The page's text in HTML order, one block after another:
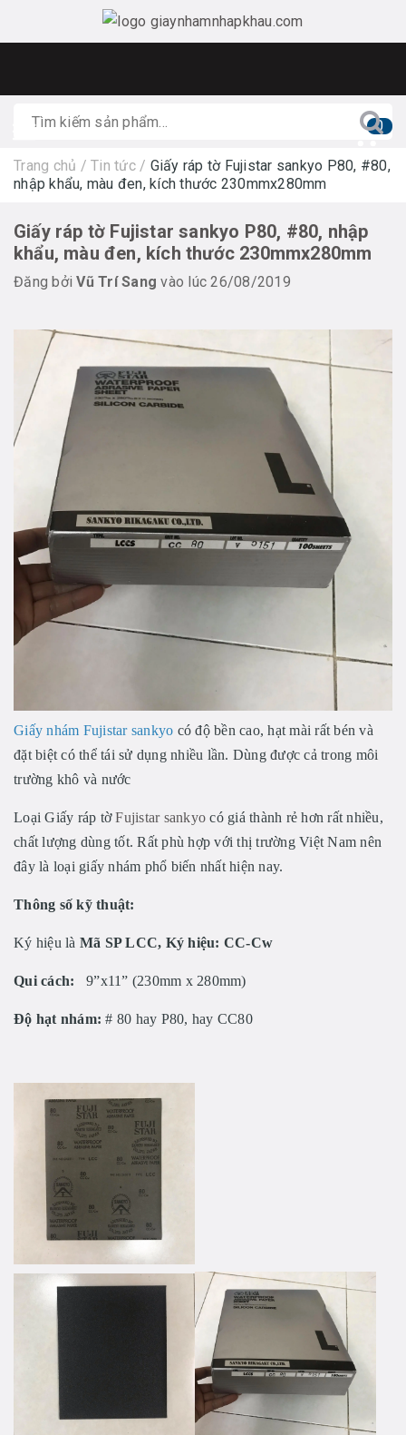
0
Trang chủ / Tin tức / Giấy ráp tờ Fujistar sankyo P80, #80,
nhập khẩu, màu đen, kích thước 230mmx280mm
Giấy ráp tờ Fujistar sankyo P80, #80, nhập
khẩu, màu đen, kích thước 230mmx280mm
Đăng bởiVũ Trí Sang vào lúc 26/08/2019
Giấy nhám Fujistar sankyo có độ bền cao, hạt mài rất bén và
đặt biệt có thể tái sử dụng nhiều lần. Dùng được cả trong môi
trường khô và nước
Loại Giấy ráp tờFujistar sankyo có giá thành rẻ hơn rất nhiều,
chất lượng dùng tốt. Rất phù hợp với thị trường Việt Nam nên
đây là loại giấy nhám phổ biến nhất hiện nay.
Thông số kỹ thuật:
Ký hiệu là Mã SP LCC, Ký hiệu: CC-Cw
Qui cách: 9”x11” (230mm x 280mm)
Độ hạt nhám:# 80 hay P80, hay CC80